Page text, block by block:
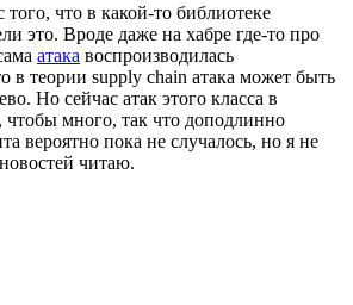
что в какой-то библиотеке
это. Вроде даже на хабре где-то про
атака воспроизводилась
в теории supply chain атака может быть
Но сейчас атак этого класса в
чтобы много, так что доподлинно
вероятно пока не случалось, но я не
читаю.